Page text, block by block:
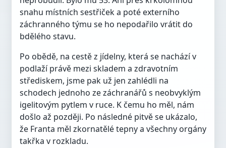
snahu místních sestřiček a poté externího
záchranného týmu se ho nepodařilo vrátit do
bdělého stavu.
Po obědě, na cestě z jídelny, která se nachází v
podlaží právě mezi skladem a zdravotním
střediskem, jsme pak už jen zahlédli na
schodech jednoho ze záchranářů s neobvyklým
igelitovým pytlem v ruce. K čemu ho měl, nám
došlo až později. Po následné pitvě se ukázalo,
že Franta měl zkornatělé tepny a všechny orgány
takřka v rozkladu.